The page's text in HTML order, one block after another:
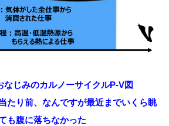
なじみのカルノーサイクルP-V図
たり前、なんですが最近までいくら眺
も腹に落ちなかった